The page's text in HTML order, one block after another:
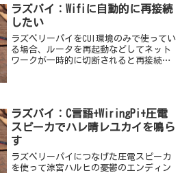
い！）
ラズパイ：Wifiに自動的に再接続
したい
ラズベリーパイをCUI環境のみで使ってい
る場合、ルータを再起動などしてネット
ワークが一時的に切断されると再接続し
ラズパイ：C言語+WiringPi+圧電
スピーカでハレ晴レユカイを鳴ら
す
ラズベリーパイにつなげた圧電スピーカ
を使って涼宮ハルヒの憂鬱のエンディン